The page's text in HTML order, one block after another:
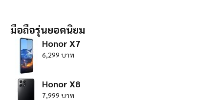
มือถือรุ่นยอดนิยม
Honor X7
6,299 บาท
Honor X8
7,999 บาท